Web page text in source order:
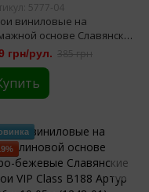
5777-04
виниловые на
основе Славянские
Comfort В53,4 серый 0,53
(5777-04)
грн/рул. 385 грн